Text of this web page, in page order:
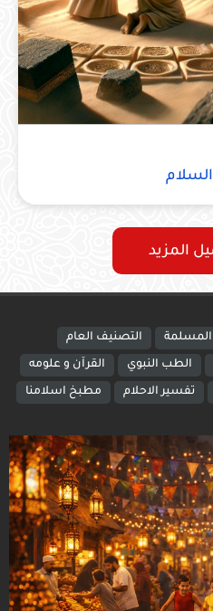
المزيد
المسلمة التصنيف العام
الطب النبوي القرآن و علومه
تفسير الاحلام مطبخ اسلامنا